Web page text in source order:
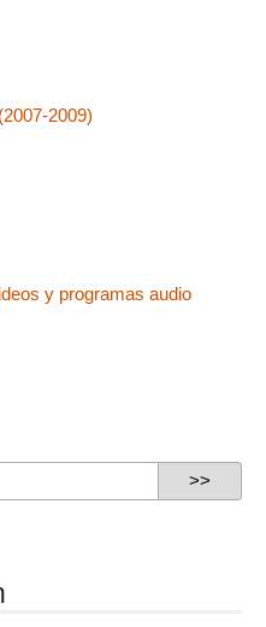
2009)
y programas audio